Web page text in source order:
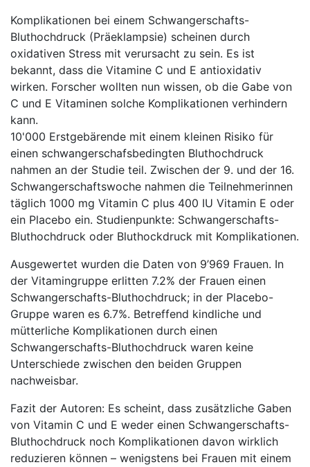
Komplikationen bei einem Schwangerschafts-
Bluthochdruck (Präeklampsie) scheinen durch
oxidativen Stress mit verursacht zu sein. Es ist
bekannt, dass die Vitamine C und E antioxidativ
wirken. Forscher wollten nun wissen, ob die Gabe von
C und E Vitaminen solche Komplikationen verhindern
kann.
10'000 Erstgebärende mit einem kleinen Risiko für
einen schwangerschafsbedingten Bluthochdruck
nahmen an der Studie teil. Zwischen der 9. und der 16.
Schwangerschaftswoche nahmen die Teilnehmerinnen
täglich 1000 mg Vitamin C plus 400 IU Vitamin E oder
ein Placebo ein. Studienpunkte: Schwangerschafts-
Bluthochdruck oder Bluthockdruck mit Komplikationen.
Ausgewertet wurden die Daten von 9’969 Frauen. In
der Vitamingruppe erlitten 7.2% der Frauen einen
Schwangerschafts-Bluthochdruck; in der Placebo-
Gruppe waren es 6.7%. Betreffend kindliche und
mütterliche Komplikationen durch einen
Schwangerschafts-Bluthochdruck waren keine
Unterschiede zwischen den beiden Gruppen
nachweisbar.
Fazit der Autoren: Es scheint, dass zusätzliche Gaben
von Vitamin C und E weder einen Schwangerschafts-
Bluthochdruck noch Komplikationen davon wirklich
reduzieren können – wenigstens bei Frauen mit einem